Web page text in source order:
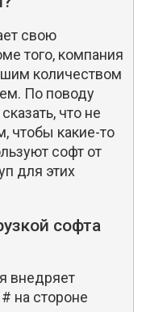
свою
того, компания
количеством
По поводу
что не
чтобы какие-то
софт от
для этих
софта
внедряет
# на стороне